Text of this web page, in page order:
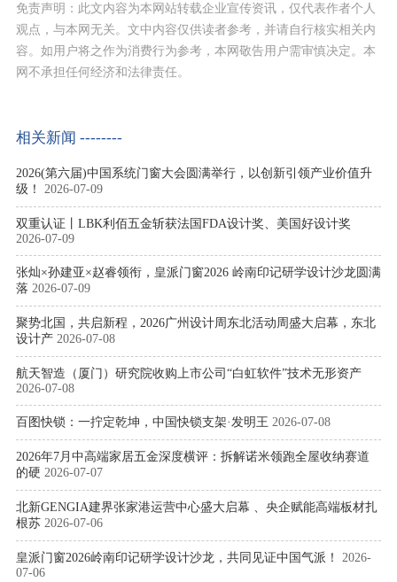
免责声明：此文内容为本网站转载企业宣传资讯，仅代表作者个人
观点，与本网无关。文中内容仅供读者参考，并请自行核实相关内
容。如用户将之作为消费行为参考，本网敬告用户需审慎决定。本
网不承担任何经济和法律责任。
相关新闻 --------
2026(第六届)中国系统门窗大会圆满举行，以创新引领产业价值升
级！
2026-07-09
双重认证丨LBK利佰五金斩获法国FDA设计奖、美国好设计奖
2026-07-09
张灿×孙建亚×赵睿领衔，皇派门窗2026 岭南印记研学设计沙龙圆满
落 2026-07-09
聚势北国，共启新程，2026广州设计周东北活动周盛大启幕，东北
设计产 2026-07-08
航天智造（厦门）研究院收购上市公司“白虹软件”技术无形资产
2026-07-08
百图快锁：一拧定乾坤，中国快锁支架·发明王 2026-07-08
2026年7月中高端家居五金深度横评：拆解诺米领跑全屋收纳赛道
的硬 2026-07-07
北新GENGIA建界张家港运营中心盛大启幕 、央企赋能高端板材扎
根苏 2026-07-06
皇派门窗2026岭南印记研学设计沙龙，共同见证中国气派！
2026-
07-06